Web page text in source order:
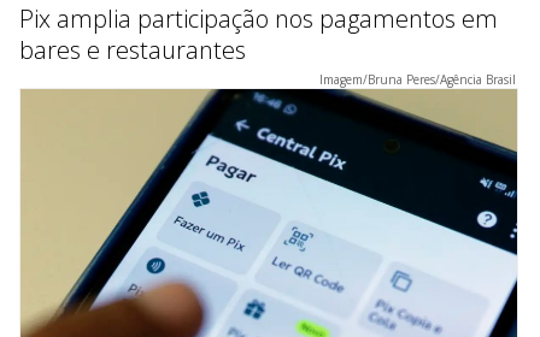
Pix amplia participação nos pagamentos em
bares e restaurantes
Imagem/Bruna Peres/Agência Brasil